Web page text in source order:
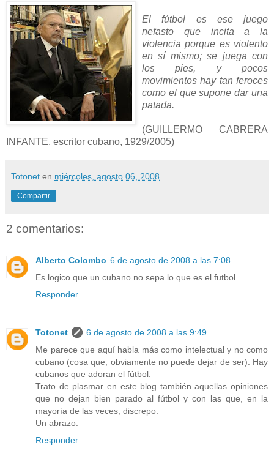
El fútbol es ese juego
nefasto que incita a la
violencia porque es violento
en sí mismo; se juega con
los pies, y pocos
movimientos hay tan feroces
como el que supone dar una
patada.
(GUILLERMO CABRERA
INFANTE, escritor cubano, 1929/2005)
Totonet en miércoles, agosto 06, 2008
Compartir
2 comentarios:
Alberto Colombo 6 de agosto de 2008 a las 7:08
Es logico que un cubano no sepa lo que es el futbol
Responder
Totonet
6 de agosto de 2008 a las 9:49
Me parece que aquí habla más como intelectual y no como
cubano (cosa que, obviamente no puede dejar de ser). Hay
cubanos que adoran el fútbol.
Trato de plasmar en este blog también aquellas opiniones
que no dejan bien parado al fútbol y con las que, en la
mayoría de las veces, discrepo.
Un abrazo.
Responder